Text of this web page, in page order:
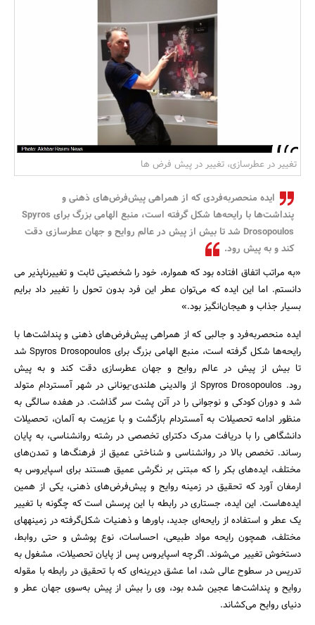
تغییر در عطرسازی، تغییر در پیش فرض ها
ایده منحصربه‌فردی که از همراهی پیش‌فرض‌های ذهنی و
پنداشت‌ها با رایحه‌ها شکل گرفته است، منبع الهامی بزرگ برای Spyros
Drosopoulos شد تا بیش از پیش در عالم روایح و جهان عطرسازی دقت
کند و به پیش رود.
«به مراتب اتفاق افتاده بود که همواره، خود را شخصیتی ثابت و تغییرناپذیر می
دانستم. اما این ایده که می‌توان عطر این فرد بدون تحول را تغییر داد برایم
بسیار جذاب و هیجان‌انگیز بود.»
ایده منحصربه‌فرد و جالبی که از همراهی پیش‌فرض‌های ذهنی و پنداشت‌ها با
رایحه‌ها شکل گرفته است، منبع الهامی بزرگ برای Spyros Drosopoulos شد
تا بیش از پیش در عالم روایح و جهان عطرسازی دقت کند و به پیش
رود. Spyros Drosopoulos از والدینی هلندی-یونانی در شهر آمستردام متولد
شد و دوران کودکی و نوجوانی را در آتن پشت سر گذاشت. در هفده سالگی به
منظور ادامه تحصیلات به آمستردام بازگشت و با عزیمت به آلمان، تحصیلات
دانشگاهی را با دریافت مدرک دکترای تخصصی در رشته روانشناسی، به پایان
رساند. تخصص بالا در روانشناسی و شناختی عمیق از فرهنگ‌ها و تمدن‌های
مختلف، ایده‌های بکر را که مبتنی بر نگرشی عمیق هستند برای اسپایروس به
ارمغان آورد که تحقیق در زمینه روایح و پیش‌فرض‌های ذهنی، یکی از همین
ایده‌هاست. این ایده، جستاری در رابطه با این پرسش است که چگونه با تغییر
یک عطر و استفاده از رایحه‌ای جدید، باورها و ذهنیات شکل‌گرفته در زمینههای
مختلف، همچون رایحه مواد طبیعی، احساسات، نوع پوشش و حتی روابط،
دستخوش تغییر می‌شوند. اگرچه اسپایروس پس از پایان تحصیلات، مشغول به
تدریس در سطوح عالی شد، اما عشق دیرینه‌ای که با تحقیق در رابطه با مقوله
روایح و پنداشت‌ها عجین شده بود، وی را بیش از پیش به‌سوی جهان عطر و
دنیای روایح می‌کشاند.